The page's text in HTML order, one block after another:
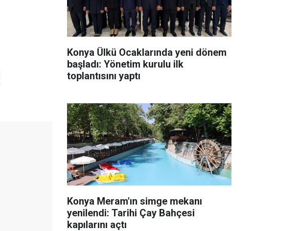
Konya Ülkü Ocaklarında yeni dönem
başladı: Yönetim kurulu ilk
toplantısını yaptı
Konya Meram'ın simge mekanı
yenilendi: Tarihi Çay Bahçesi
kapılarını açtı